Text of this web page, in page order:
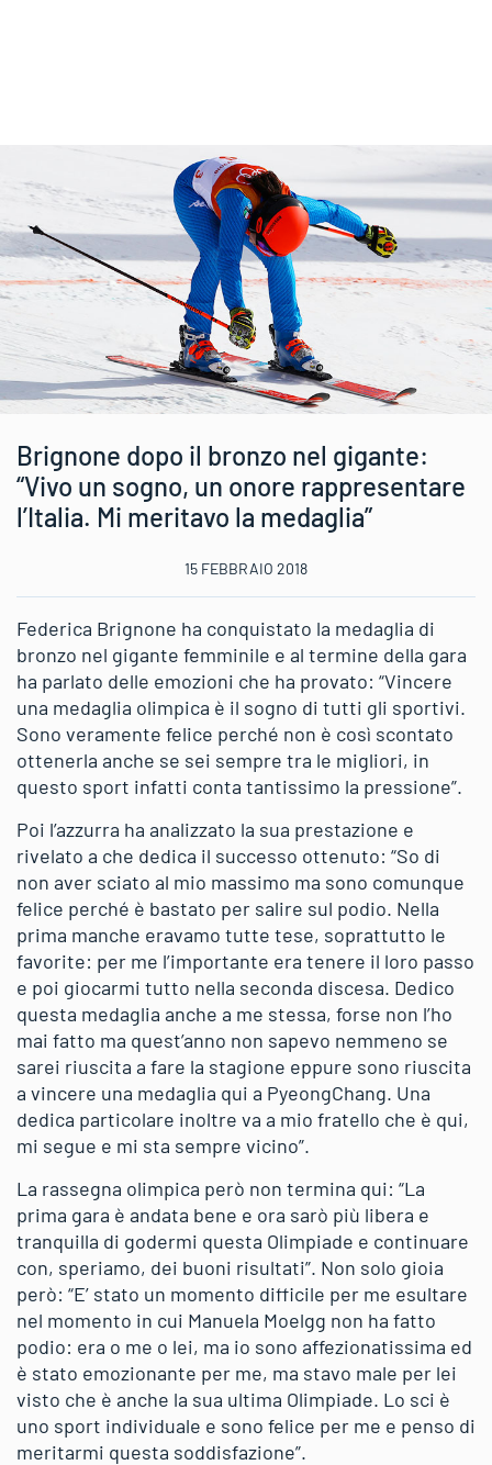
Brignone dopo il bronzo nel gigante:
“Vivo un sogno, un onore rappresentare
l’Italia. Mi meritavo la medaglia”
15 FEBBRAIO 2018
Federica Brignone ha conquistato la medaglia di
bronzo nel gigante femminile e al termine della gara
ha parlato delle emozioni che ha provato: “Vincere
una medaglia olimpica è il sogno di tutti gli sportivi.
Sono veramente felice perché non è così scontato
ottenerla anche se sei sempre tra le migliori, in
questo sport infatti conta tantissimo la pressione”.
Poi l’azzurra ha analizzato la sua prestazione e
rivelato a che dedica il successo ottenuto: “So di
non aver sciato al mio massimo ma sono comunque
felice perché è bastato per salire sul podio. Nella
prima manche eravamo tutte tese, soprattutto le
favorite: per me l’importante era tenere il loro passo
e poi giocarmi tutto nella seconda discesa. Dedico
questa medaglia anche a me stessa, forse non l’ho
mai fatto ma quest’anno non sapevo nemmeno se
sarei riuscita a fare la stagione eppure sono riuscita
a vincere una medaglia qui a PyeongChang. Una
dedica particolare inoltre va a mio fratello che è qui,
mi segue e mi sta sempre vicino”.
La rassegna olimpica però non termina qui: “La
prima gara è andata bene e ora sarò più libera e
tranquilla di godermi questa Olimpiade e continuare
con, speriamo, dei buoni risultati”. Non solo gioia
però: “E’ stato un momento difficile per me esultare
nel momento in cui Manuela Moelgg non ha fatto
podio: era o me o lei, ma io sono affezionatissima ed
è stato emozionante per me, ma stavo male per lei
visto che è anche la sua ultima Olimpiade. Lo sci è
uno sport individuale e sono felice per me e penso di
meritarmi questa soddisfazione”.